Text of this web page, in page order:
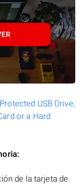
USB Drive,
or a Hard
de la tarjeta de